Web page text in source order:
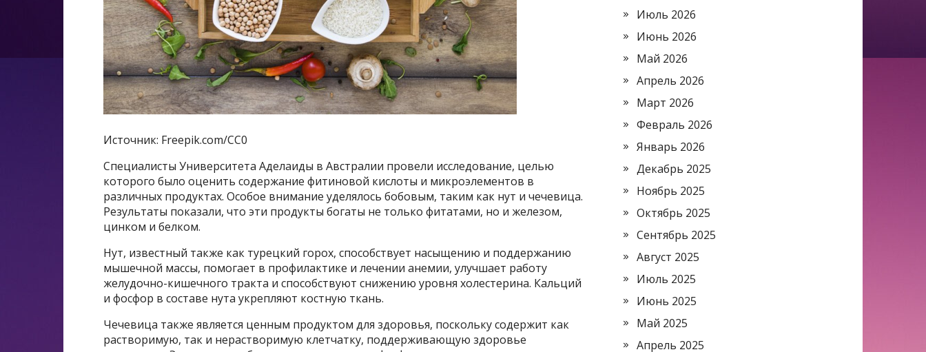
Источник: Freepik.com/CC0
Специалисты Университета Аделаиды в Австралии провели исследование, целью
которого было оценить содержание фитиновой кислоты и микроэлементов в
различных продуктах. Особое внимание уделялось бобовым, таким как нут и чечевица.
Результаты показали, что эти продукты богаты не только фитатами, но и железом,
цинком и белком.​
Нут, известный также как турецкий горох, способствует насыщению и поддержанию
мышечной массы, помогает в профилактике и лечении анемии, улучшает работу
желудочно-кишечного тракта и способствуют снижению уровня холестерина.​ Кальций
и фосфор в составе нута укрепляют костную ткань.​
Чечевица также является ценным продуктом для здоровья, поскольку содержит как
растворимую, так и нерастворимую клетчатку, поддерживающую здоровье
Июль 2026
Июнь 2026
Май 2026
Апрель 2026
Март 2026
Февраль 2026
Январь 2026
Декабрь 2025
Ноябрь 2025
Октябрь 2025
Сентябрь 2025
Август 2025
Июль 2025
Июнь 2025
Май 2025
Апрель 2025